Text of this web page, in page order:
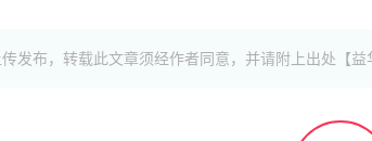
发布，转载此文章须经作者同意，并请附上出处【